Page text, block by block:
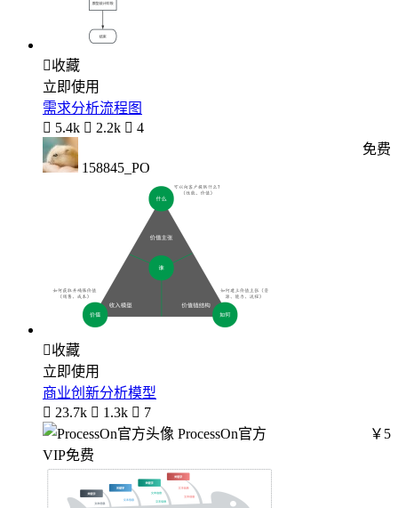
收藏
立即使用
需求分析流程图
 5.4k  2.2k  4
158845_PO
免费
收藏
立即使用
商业创新分析模型
 23.7k  1.3k  7
ProcessOn官方
￥5
VIP免费